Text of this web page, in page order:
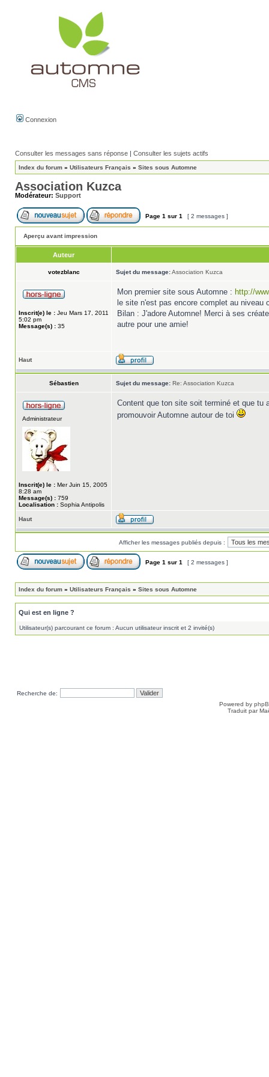
Connexion
Consulter les messages sans réponse | Consulter les sujets actifs
Index du forum » Utilisateurs Français » Sites sous Automne
Association Kuzca
Modérateur: Support
Page 1 sur 1 [ 2 messages ]
Aperçu avant impression
Auteur
votezblanc Sujet du message:Association Kuzca
Inscrit(e) le : Jeu Mars 17, 2011
5:02 pm
Message(s) : 35
Mon premier site sous Automne : http://
le site n'est pas encore complet au
Bilan : J'adore Automne! Merci à ses
autre pour une amie!
Haut
Sébastien Sujet du message: Re: Association Kuzca
Administrateur
Inscrit(e) le : Mer Juin 15, 2005
8:28 am
Message(s) : 759
Localisation : Sophia Antipolis
Content que ton site soit terminé et que tu
promouvoir Automne autour de toi
Haut
Afficher les messages publiés depuis :
Page 1 sur 1 [ 2 messages ]
Index du forum » Utilisateurs Français » Sites sous Automne
Qui est en ligne ?
Utilisateur(s) parcourant ce forum : Aucun utilisateur inscrit et 2 invité(s)
Recherche de:
Powered by
Traduit par